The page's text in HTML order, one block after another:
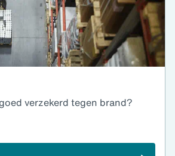
verzekerd tegen brand?